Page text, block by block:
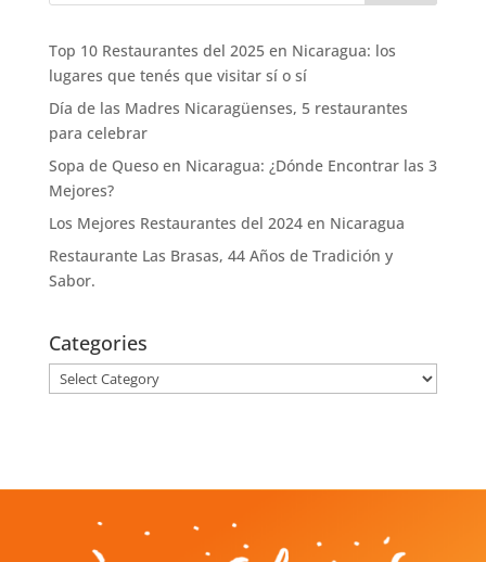
Top 10 Restaurantes del 2025 en Nicaragua: los
lugares que tenés que visitar sí o sí
Día de las Madres Nicaragüenses, 5 restaurantes
para celebrar
Sopa de Queso en Nicaragua: ¿Dónde Encontrar las 3
Mejores?
Los Mejores Restaurantes del 2024 en Nicaragua
Restaurante Las Brasas, 44 Años de Tradición y
Sabor.
Categories
Categories